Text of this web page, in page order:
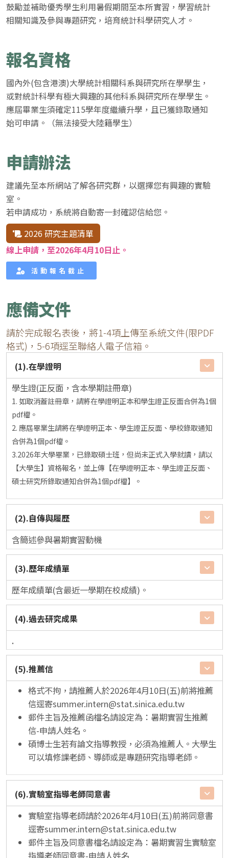
鼓勵並補助優秀學生利用暑假期間至本所實習，學習統計
相關知識及參與專題研究，培育統計科學研究人才。
報名資格
國內外(包含港澳)大學統計相關科系與研究所在學學生，
或對統計科學有極大興趣的其他科系與研究所在學學生。
應屆畢業生須確定115學年度繼續升學，且已獲錄取通知
始可申請。（無法接受大陸籍學生）
申請辦法
建議先至本所網站了解各研究群，以選擇您有興趣的實驗
室。
若申請成功，系統將自動寄一封確認信給您。
2026 研究主題清單
線上申請，至2026年4月10日止。
活動報名截止
應備文件
請於完成報名表後，將1-4項上傳至系統文件(限PDF
格式)，5-6項逕至聯絡人電子信箱。
(1).在學證明
學生證(正反面，含本學期註冊章)
1. 如取消蓋註冊章，請將在學證明正本和學生證正反面合併為1個
pdf檔。
2. 應屆畢業生請將在學證明正本、學生證正反面、學校錄取通知
合併為1個pdf檔。
3.2026年大學畢業，已錄取碩士班，但尚未正式入學就讀，請以
【大學生】資格報名，並上傳【在學證明正本、學生證正反面、
碩士研究所錄取通知合併為1個pdf檔】。
(2).自傳與履歷
含簡述參與暑期實習動機
(3).歷年成績單
歷年成績單(含最近一學期在校成績)。
(4).過去研究成果
.
(5).推薦信
格式不拘，請推薦人於2026年4月10日(五)前將推薦
信逕寄summer.intern@stat.sinica.edu.tw
郵件主旨及推薦函檔名請設定為：暑期實習生推薦
信-申請人姓名。
碩博士生若有論文指導教授，必須為推薦人。大學生
可以填修課老師、導師或是專題研究指導老師。
(6).實驗室指導老師同意書
實驗室指導老師請於2026年4月10日(五)前將同意書
逕寄summer.intern@stat.sinica.edu.tw
郵件主旨及同意書檔名請設定為：暑期實習生實驗室
指導老師同意書-申請人姓名